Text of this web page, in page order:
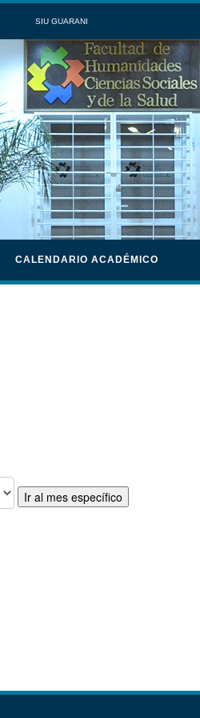
SIU GUARANI
CALENDARIO ACADÉMICO
Ir al mes específico